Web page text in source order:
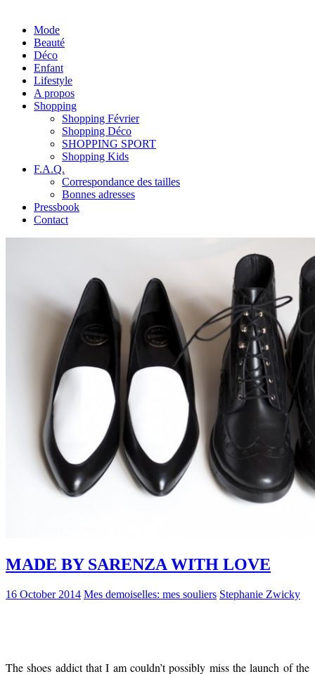
Mode
Beauté
Déco
Enfant
Lifestyle
A propos
Shopping
Shopping Février
Shopping Déco
SHOPPING SPORT
Shopping Kids
F.A.Q.
Correspondance des tailles
Bonnes adresses
Pressbook
Contact
MADE BY SARENZA WITH LOVE
16 October 2014 Mes demoiselles: mes souliers Stephanie Zwicky
The shoes addict that I am couldn’t possibly miss the launch of the